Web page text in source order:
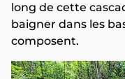
long de cette
baigner dans les
composent.